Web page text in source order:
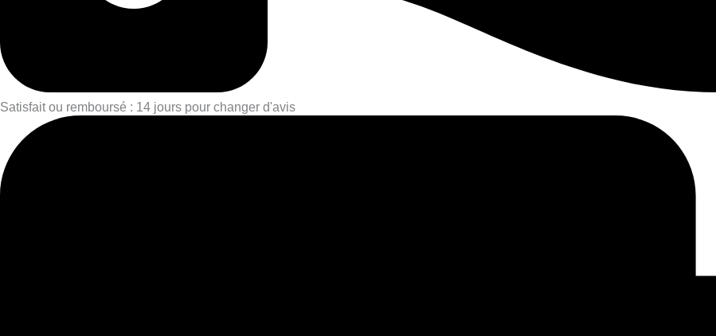
Satisfait ou remboursé : 14 jours pour changer d'avis